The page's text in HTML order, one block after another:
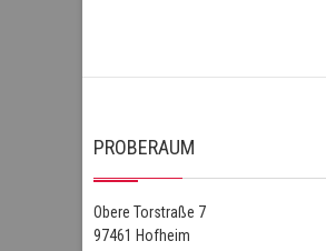
PROBERAUM
Obere Torstraße 7
97461 Hofheim